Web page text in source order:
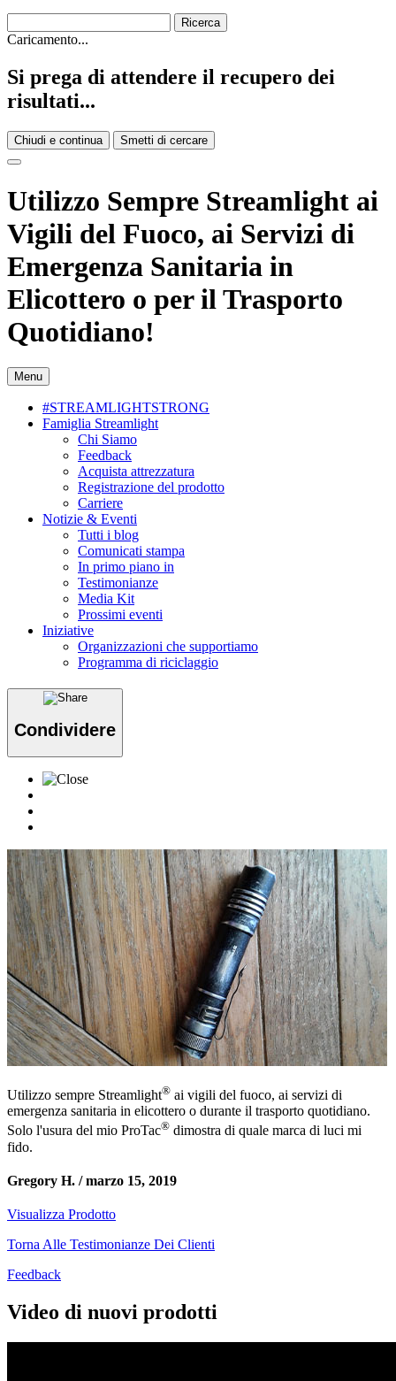
Caricamento...
Si prega di attendere il recupero dei
risultati...
Chiudi e continua Smetti di cercare
Utilizzo Sempre Streamlight ai
Vigili del Fuoco, ai Servizi di
Emergenza Sanitaria in
Elicottero o per il Trasporto
Quotidiano!
Menu
#STREAMLIGHTSTRONG
Famiglia Streamlight
Chi Siamo
Feedback
Acquista attrezzatura
Registrazione del prodotto
Carriere
Notizie & Eventi
Tutti i blog
Comunicati stampa
In primo piano in
Testimonianze
Media Kit
Prossimi eventi
Iniziative
Organizzazioni che supportiamo
Programma di riciclaggio
Condividere
Utilizzo sempre Streamlight® ai vigili del fuoco, ai servizi di
emergenza sanitaria in elicottero o durante il trasporto quotidiano.
Solo l'usura del mio ProTac® dimostra di quale marca di luci mi
fido.
Gregory H. /marzo 15, 2019
Visualizza Prodotto
Torna Alle Testimonianze Dei Clienti
Feedback
Video di nuovi prodotti